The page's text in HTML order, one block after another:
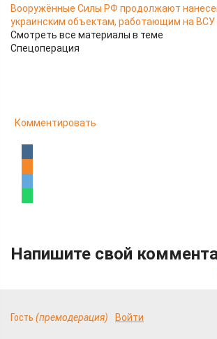
Вооружённые Силы РФ продолжают
украинским объектам, работающим на ВСУ
Смотреть все материалы в теме
Спецоперация
Комментировать
Напишите свой
Гость (премодерация) Войти